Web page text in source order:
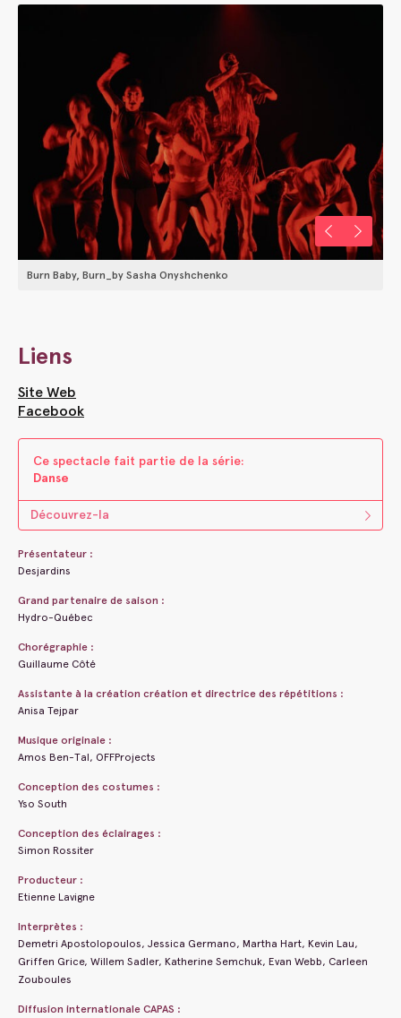
Burn Baby, Burn_by Sasha Onyshchenko
Liens
Site Web
Facebook
Ce spectacle fait parti​e ​de la s​é​rie:
Danse
Découvrez-la
Présentateur :
Desjardins
Grand partenaire de saison :
Hydro-Québec
Chorégraphie :
Guillaume Côté
Assistante à la création création et directrice des répétitions :
Anisa Tejpar
Musique originale :
Amos Ben-Tal, OFFProjects
Conception des costumes :
Yso South
Conception des éclairages :
Simon Rossiter
Producteur :
Etienne Lavigne
Interprètes :
Demetri Apostolopoulos, Jessica Germano, Martha Hart, Kevin Lau,
Griffen Grice, Willem Sadler, Katherine Semchuk, Evan Webb, Carleen
Zouboules
Diffusion internationale CAPAS :